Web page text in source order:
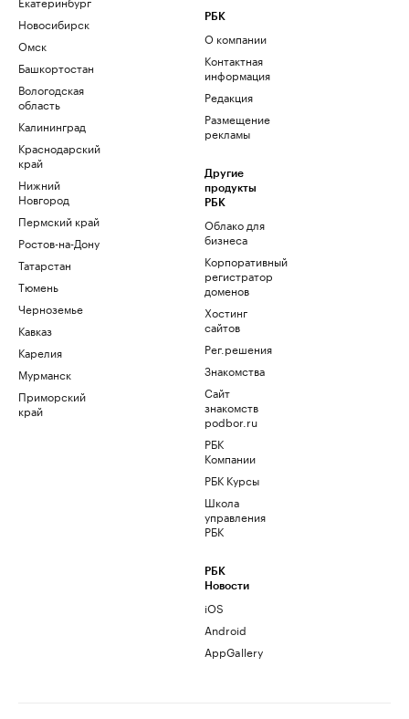
Новосибирск
Омск
Башкортостан
Вологодская
область
Калининград
Краснодарский
край
Нижний
Новгород
Пермский край
Ростов-на-Дону
Татарстан
Тюмень
Черноземье
Кавказ
Карелия
Мурманск
Приморский
край
РБК
О компании
Контактная
информация
Редакция
Размещение
рекламы
Другие
продукты
РБК
Облако для
бизнеса
Корпоративный
регистратор
доменов
Хостинг
сайтов
Рег.решения
Знакомства
Сайт
знакомств
podbor.ru
РБК
Компании
РБК Курсы
Школа
управления
РБК
РБК
Новости
iOS
Android
AppGallery